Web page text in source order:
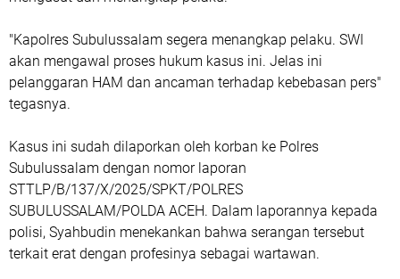
"Kapolres Subulussalam segera menangkap pelaku. SWI
akan mengawal proses hukum kasus ini. Jelas ini
pelanggaran HAM dan ancaman terhadap kebebasan pers"
tegasnya.
Kasus ini sudah dilaporkan oleh korban ke Polres
Subulussalam dengan nomor laporan
STTLP/B/137/X/2025/SPKT/POLRES
SUBULUSSALAM/POLDA ACEH. Dalam laporannya kepada
polisi, Syahbudin menekankan bahwa serangan tersebut
terkait erat dengan profesinya sebagai wartawan.